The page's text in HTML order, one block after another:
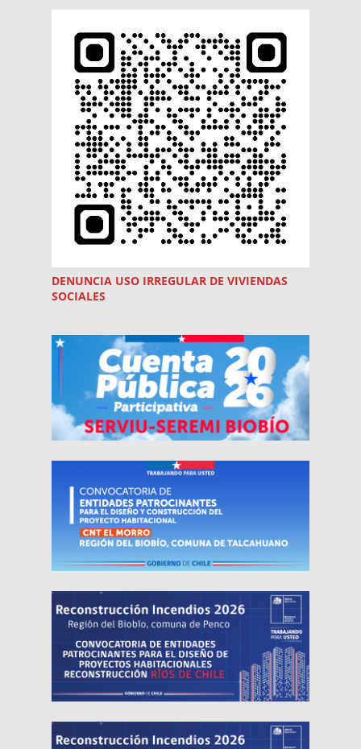
DENUNCIA USO IRREGULAR DE VIVIENDAS
SOCIALES